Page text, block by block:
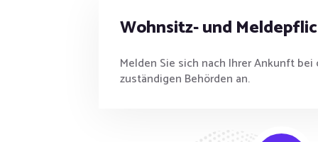
Wohnsitz- und
Melden Sie sich nach Ihrer Ankunft bei
zuständigen Behörden an.